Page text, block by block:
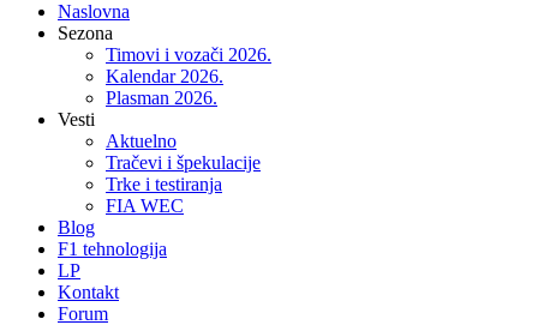
Naslovna
Sezona
Timovi i vozači 2026.
Kalendar 2026.
Plasman 2026.
Vesti
Aktuelno
Tračevi i špekulacije
Trke i testiranja
FIA WEC
Blog
F1 tehnologija
LP
Kontakt
Forum